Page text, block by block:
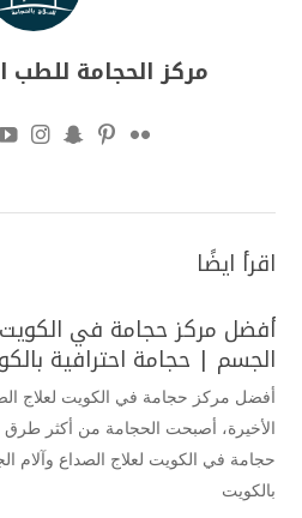
مركز الحجامة للطب
اقرأ ايضًا
أفضل مركز حجامة في الكويت
الجسم | حجامة احترافية
أفضل مركز حجامة في الكويت لعلاج
الأخيرة، أصبحت الحجامة من أكثر طرق
حجامة في الكويت لعلاج الصداع وآلام
بالكويت